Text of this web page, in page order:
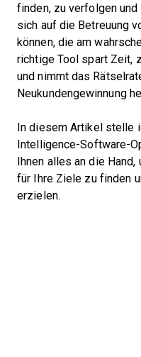
finden, zu verfolgen
sich auf die Betreuung
können, die am
richtige Tool spart Zeit,
und nimmt das
Neukundengewinnung
In diesem Artikel stelle
Intelligence-Software-
Ihnen alles an die
für Ihre Ziele zu finden
erzielen.